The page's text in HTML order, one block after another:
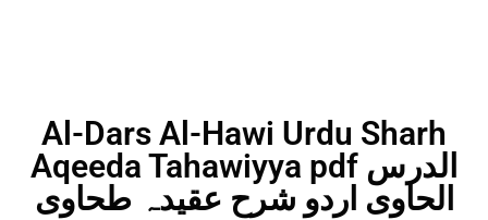
Al-Dars Al-Hawi Urdu Sharh
Aqeeda Tahawiyya pdf الدرس
الحاوی اردو شرح عقیدہ طحاوی